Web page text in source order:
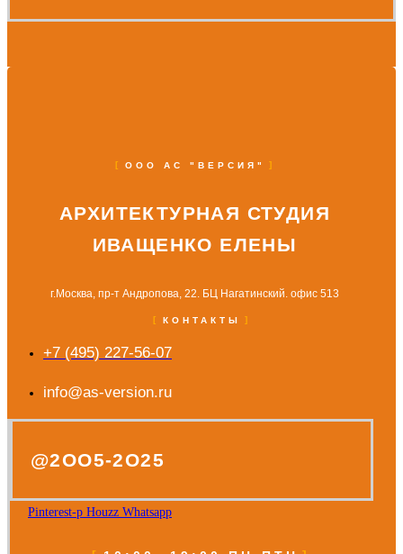
ООО АС "ВЕРСИЯ"
АРХИТЕКТУРНАЯ СТУДИЯ
ИВАЩЕНКО ЕЛЕНЫ
г.Москва, пр-т Андропова, 22. БЦ Нагатинский. офис 513
КОНТАКТЫ
+7 (495) 227-56-07
info@as-version.ru
@2OO5-2O25
Pinterest-p Houzz Whatsapp